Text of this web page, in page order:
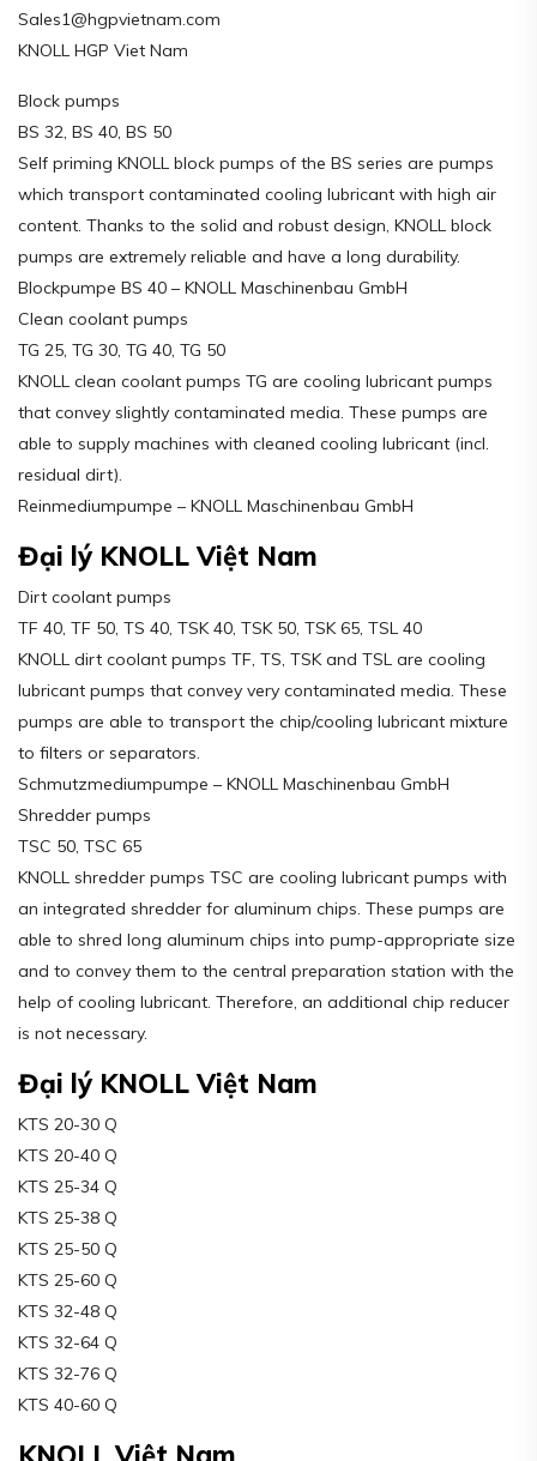
Sales1@hgpvietnam.com
KNOLL HGP Viet Nam
Block pumps
BS 32, BS 40, BS 50
Self priming KNOLL block pumps of the BS series are pumps
which transport contaminated cooling lubricant with high air
content. Thanks to the solid and robust design, KNOLL block
pumps are extremely reliable and have a long durability.
Blockpumpe BS 40 – KNOLL Maschinenbau GmbH
Clean coolant pumps
TG 25, TG 30, TG 40, TG 50
KNOLL clean coolant pumps TG are cooling lubricant pumps
that convey slightly contaminated media. These pumps are
able to supply machines with cleaned cooling lubricant (incl.
residual dirt).
Reinmediumpumpe – KNOLL Maschinenbau GmbH
Đại lý KNOLL Việt Nam
Dirt coolant pumps
TF 40, TF 50, TS 40, TSK 40, TSK 50, TSK 65, TSL 40
KNOLL dirt coolant pumps TF, TS, TSK and TSL are cooling
lubricant pumps that convey very contaminated media. These
pumps are able to transport the chip/cooling lubricant mixture
to filters or separators.
Schmutzmediumpumpe – KNOLL Maschinenbau GmbH
Shredder pumps
TSC 50, TSC 65
KNOLL shredder pumps TSC are cooling lubricant pumps with
an integrated shredder for aluminum chips. These pumps are
able to shred long aluminum chips into pump-appropriate size
and to convey them to the central preparation station with the
help of cooling lubricant. Therefore, an additional chip reducer
is not necessary.
Đại lý KNOLL Việt Nam
KTS 20-30 Q
KTS 20-40 Q
KTS 25-34 Q
KTS 25-38 Q
KTS 25-50 Q
KTS 25-60 Q
KTS 32-48 Q
KTS 32-64 Q
KTS 32-76 Q
KTS 40-60 Q